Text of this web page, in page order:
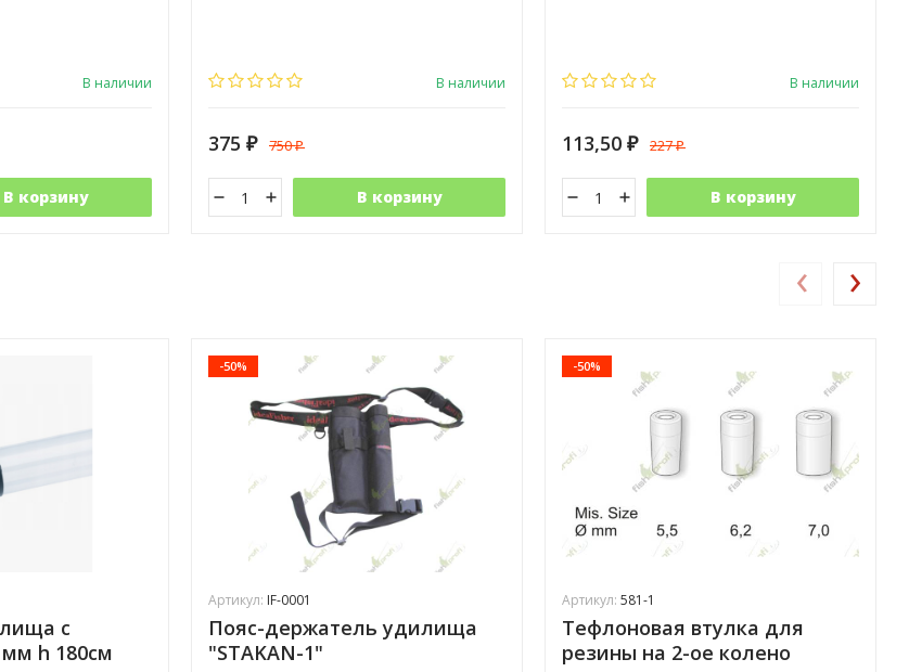
В наличии
В корзину
В наличии
375 ₽ 750₽
В корзину
В наличии
113,50 ₽ 227₽
В корзину
с
h 180см
-50%
Артикул: IF-0001
Пояс-держатель удилища
"STAKAN-1"
-50%
Артикул: 581-1
Тефлоновая втулка для
резины на 2-ое колено
‹ ›